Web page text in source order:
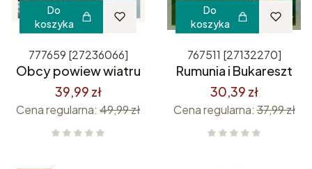
Do
koszyka
777659 [27236066]
Obcy powiew wiatru
39,99 zł
Cena regularna: 49,99 zł
Do
koszyka
767511 [27132270]
Rumunia i Bukareszt
30,39 zł
Cena regularna: 37,99 zł